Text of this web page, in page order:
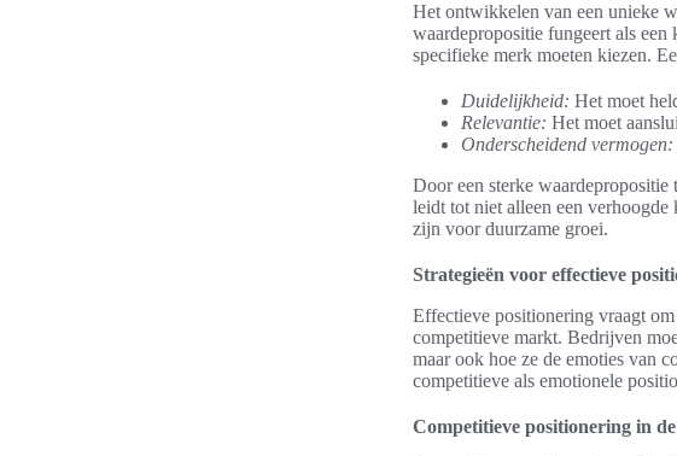
Het ontwikkelen van een unieke
waardepropositie fungeert als
specifieke merk moeten kiezen.
Duidelijkheid: Het moet
Relevantie: Het moet
Onderscheidend vermogen:
Door een sterke
leidt tot niet alleen een verhoogde
zijn voor duurzame groei.
Strategieën voor effectieve
Effectieve positionering vraagt
competitieve markt. Bedrijven
maar ook hoe ze de emoties van
competitieve als emotionele
Competitieve positionering in